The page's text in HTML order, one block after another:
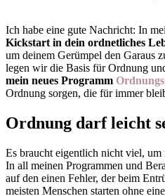
Ich habe eine gute Nachricht: In
Kickstart in dein ordnetliches
um deinem Gerümpel den Garaus
legen wir die Basis für Ordnung
mein neues Programm
Ordnung sorgen, die für immer
Ordnung darf leicht
Es braucht eigentlich nicht viel,
In all meinen Programmen und
auf den einen Fehler, der beim
meisten Menschen starten ohne